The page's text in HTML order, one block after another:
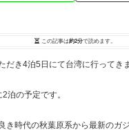
この記事は約2分で読めます。
だき4泊5日にて台湾に行ってきま
泊の予定です。
き時代の秋葉原系から最新のガ